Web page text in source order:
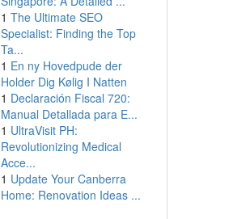
1 The Ultimate SEO
Specialist: Finding the Top
Ta...
1 En ny Hovedpude der
Holder Dig Kølig I Natten
1 Declaración Fiscal 720:
Manual Detallada para E...
1 UltraVisit PH:
Revolutionizing Medical
Acce...
1 Update Your Canberra
Home: Renovation Ideas ...